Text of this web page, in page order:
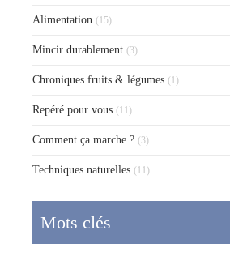
Alimentation (15)
Mincir durablement (3)
Chroniques fruits & légumes (1)
Repéré pour vous (11)
Comment ça marche ? (3)
Techniques naturelles (11)
Mots clés